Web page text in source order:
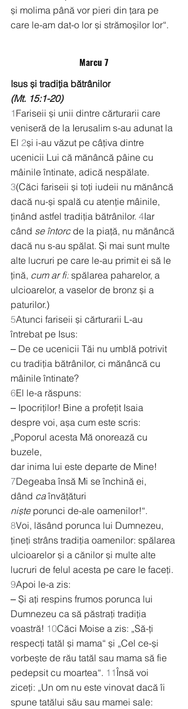
și molima până vor pieri din țara pe
care le-am dat-o lor și strămoșilor lor“.
Marcu 7
Isus și tradiția bătrânilor
(Mt. 15:1-20)
1 Fariseii și unii dintre cărturarii care
veniseră de la Ierusalim s-au adunat la
El 2și i-au văzut pe câțiva dintre
ucenicii Lui că mănâncă pâine cu
mâinile întinate, adică nespălate.
3(Căci fariseii și toți iudeii nu mănâncă
dacă nu-și spală cu atenție mâinile,
ținând astfel tradiția bătrânilor. 4Iar
când se întorc de la piață, nu mănâncă
dacă nu s-au spălat. Și mai sunt multe
alte lucruri pe care le-au primit ei să le
țină, cum ar fi: spălarea paharelor, a
ulcioarelor, a vaselor de bronz și a
paturilor.)
5Atunci fariseii și cărturarii L-au
întrebat pe Isus:
‒ De ce ucenicii Tăi nu umblă potrivit
cu tradiția bătrânilor, ci mănâncă cu
mâinile întinate?
6El le-a răspuns:
‒ Ipocriților! Bine a profețit Isaia
despre voi, așa cum este scris:
„Poporul acesta Mă onorează cu
buzele,
dar inima lui este departe de Mine!
7Degeaba însă Mi se închină ei,
dând ca învățături
niște porunci de-ale oamenilor!“.
8Voi, lăsând porunca lui Dumnezeu,
țineți strâns tradiția oamenilor: spălarea
ulcioarelor și a cănilor și multe alte
lucruri de felul acesta pe care le faceți.
9Apoi le-a zis:
‒ Și ați respins frumos porunca lui
Dumnezeu ca să păstrați tradiția
voastră! 10Căci Moise a zis: „Să-ți
respecți tatăl și mama“ și „Cel ce-și
vorbește de rău tatăl sau mama să fie
pedepsit cu moartea“. 11Însă voi
ziceți: „Un om nu este vinovat dacă îi
spune tatălui său sau mamei sale: